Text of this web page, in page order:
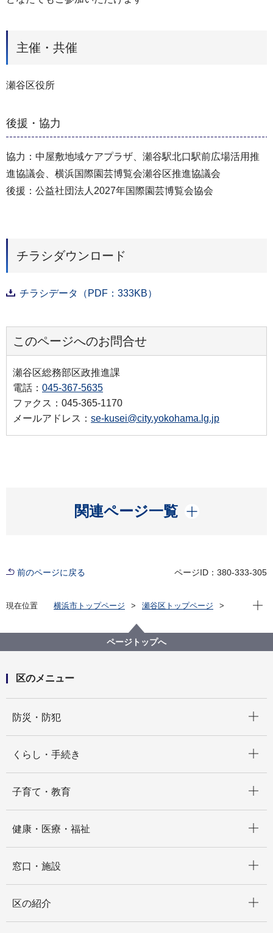
主催・共催
瀬谷区役所
後援・協力
協力：中屋敷地域ケアプラザ、瀬谷駅北口駅前広場活用推
進協議会、横浜国際園芸博覧会瀬谷区推進協議会
後援：公益社団法人2027年国際園芸博覧会協会
チラシダウンロード
チラシデータ（PDF：333KB）
このページへのお問合せ
瀬谷区総務部区政推進課
電話： 045-367-5635
ファクス：045-365-1170
メールアドレス： se-kusei@city.yokohama.lg.jp
関連ページ一覧
開く
前のページに戻る ページID：380-333-305
現在位置 横浜市トップページ
瀬谷区トップページ
瀬谷駅前青空カフェ 開催のお知らせ
現在
ページトップへ
区のメニュー
防災・防犯
くらし・手続き
子育て・教育
健康・医療・福祉
窓口・施設
区の紹介